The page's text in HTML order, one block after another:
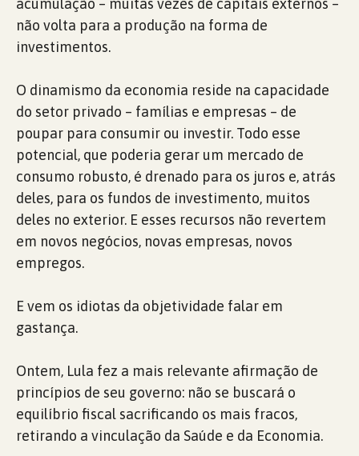
acumulação – muitas vezes de capitais externos –
não volta para a produção na forma de
investimentos.
O dinamismo da economia reside na capacidade
do setor privado – famílias e empresas – de
poupar para consumir ou investir. Todo esse
potencial, que poderia gerar um mercado de
consumo robusto, é drenado para os juros e, atrás
deles, para os fundos de investimento, muitos
deles no exterior. E esses recursos não revertem
em novos negócios, novas empresas, novos
empregos.
E vem os idiotas da objetividade falar em
gastança.
Ontem, Lula fez a mais relevante afirmação de
princípios de seu governo: não se buscará o
equilíbrio fiscal sacrificando os mais fracos,
retirando a vinculação da Saúde e da Economia.